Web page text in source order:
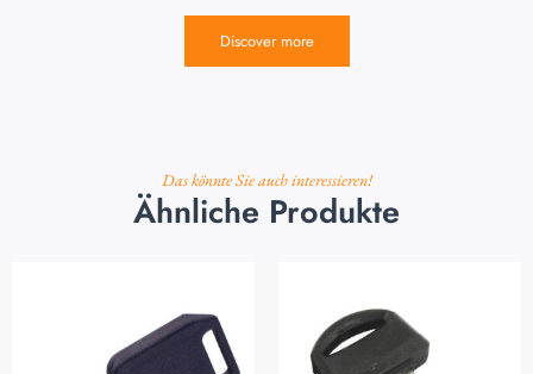
Discover more
Das könnte Sie auch interessieren!
Ähnliche Produkte